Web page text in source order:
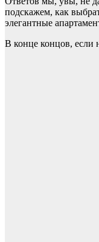
подскажем, как
элегантные
В конце концов, если